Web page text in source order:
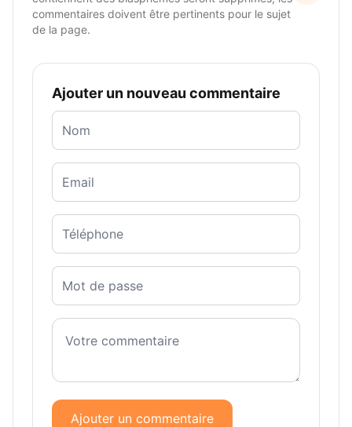
commentaires doivent être pertinents pour le sujet
de la page.
Ajouter un nouveau commentaire
Ajouter un commentaire